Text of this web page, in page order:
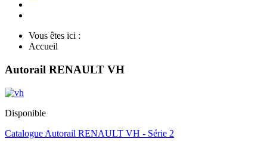
Vous êtes ici :
Accueil
Autorail RENAULT VH
Disponible
Catalogue Autorail RENAULT VH - Série 2